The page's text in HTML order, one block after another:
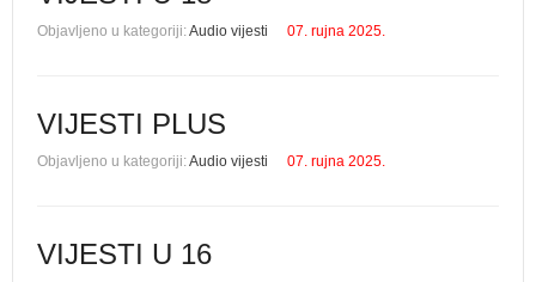
Objavljeno u kategoriji:Audio vijesti 07. rujna 2025.
VIJESTI PLUS
Objavljeno u kategoriji:Audio vijesti 07. rujna 2025.
VIJESTI U 16